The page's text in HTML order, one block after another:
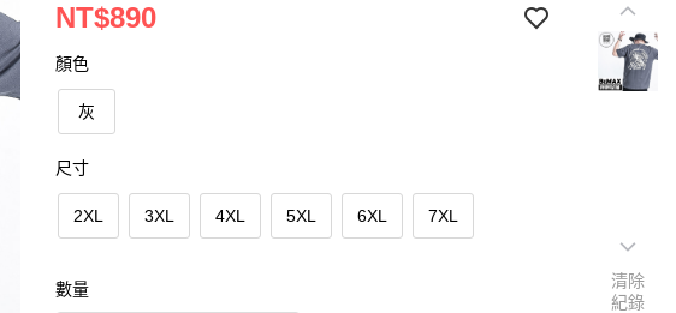
NT$890
顏色
灰
尺寸
2XL 3XL 4XL 5XL 6XL 7XL
數量
清除
紀錄